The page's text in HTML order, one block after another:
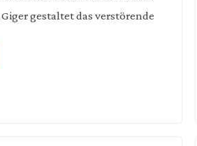
Giger gestaltet das verstörende